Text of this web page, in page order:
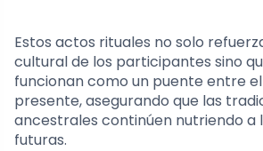
Estos actos rituales no solo
cultural de los participantes sino
funcionan como un puente entre
presente, asegurando que las
ancestrales continúen nutriendo a
futuras.